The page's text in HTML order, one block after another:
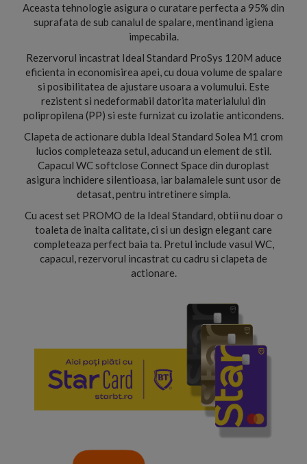
Aceasta tehnologie asigura o curatare perfecta a 95% din
suprafata de sub canalul de spalare, mentinand igiena
impecabila.
Rezervorul incastrat Ideal Standard ProSys 120M aduce
eficienta in economisirea apei, cu doua volume de spalare
si posibilitatea de ajustare usoara a volumului. Este
rezistent si nedeformabil datorita materialului din
polipropilena (PP) si este furnizat cu izolatie anticondens.
Clapeta de actionare dubla Ideal Standard Solea M1 crom
lucios completeaza setul, aducand un element de stil.
Capacul WC softclose Connect Space din duroplast
asigura inchidere silentioasa, iar balamalele sunt usor de
detasat, pentru intretinere simpla.
Cu acest set PROMO de la Ideal Standard, obtii nu doar o
toaleta de inalta calitate, ci si un design elegant care
completeaza perfect baia ta. Pretul include vasul WC,
capacul, rezervorul incastrat cu cadru si clapeta de
actionare.